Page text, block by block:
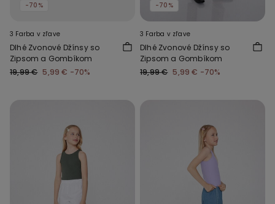
-70%
3 Farba v zľave
Dlhé Zvonové Džínsy so
Zipsom a Gombíkom
19,99 € 5,99 € -70%
-70%
3 Farba v zľave
Dlhé Zvonové Džínsy so
Zipsom a Gombíkom
19,99 € 5,99 € -70%